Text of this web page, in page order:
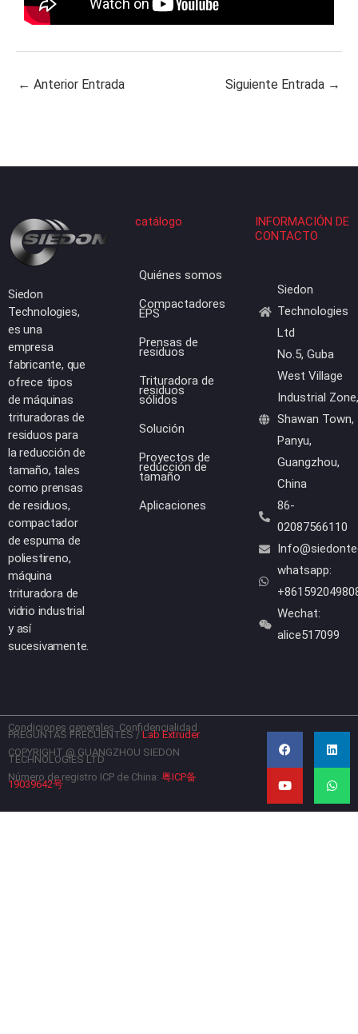
← Anterior Entrada Siguiente Entrada →
INFORMACIÓN DE
CONTACTO
Siedon
Technologies
Ltd
No.5, Guba
West Village
Industrial Zone,
Shawan Town,
Panyu,
Guangzhou,
China
86-
02087566110
whatsapp:
Wechat:
alice517099
catálogo
Quiénes somos
Compactadores
EPS
Prensas de
residuos
Trituradora de
residuos
sólidos
Solución
Proyectos de
reducción de
tamaño
Aplicaciones
Siedon
Technologies,
es una
empresa
fabricante, que
ofrece tipos
de máquinas
trituradoras de
residuos para
la reducción de
tamaño, tales
como prensas
de residuos,
compactador
de espuma de
poliestireno,
máquina
trituradora de
vidrio industrial
y así
sucesivamente.
Condiciones generales Confidencialidad
PREGUNTAS FRECUENTES /Lab Extruder
COPYRIGHT @ GUANGZHOU SIEDON
TECHNOLOGIES LTD
Número de registro ICP de China: 粤ICP备
19039642号
F
a
c
e
o
o
k
L
n
k
d
i
n
Y
o
u
t
b
e
W
a
t
a
p
p